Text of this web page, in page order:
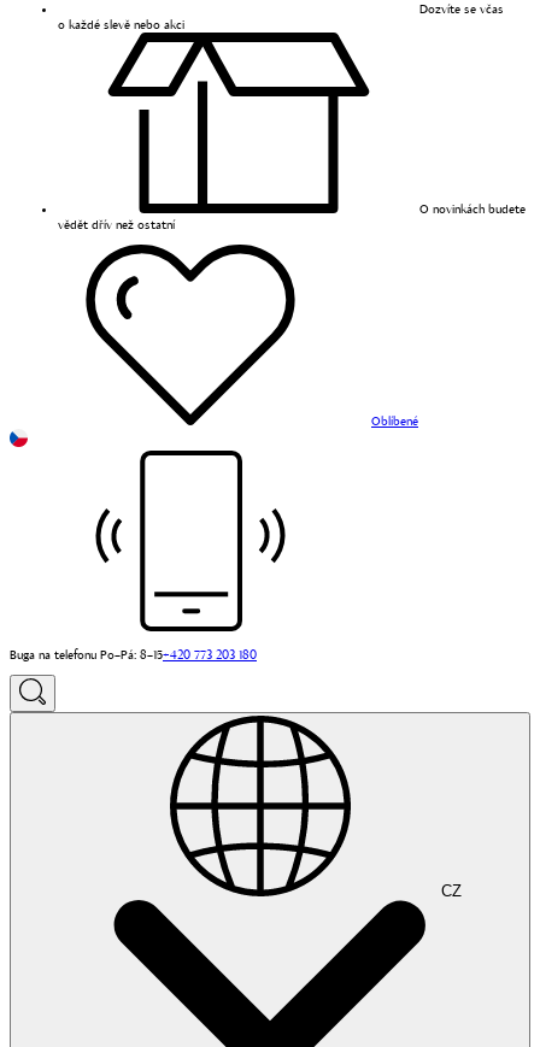
Dozvíte se včas
o každé slevě nebo akci
O novinkách budete
vědět dřív než ostatní
Oblíbené
Buga na telefonu Po–Pá: 8–15+420 773 203 180
CZ